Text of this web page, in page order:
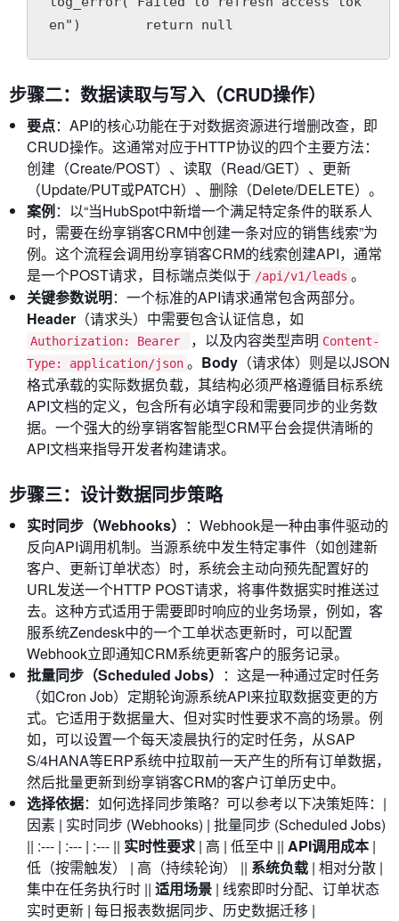
en")        return null
步骤二：数据读取与写入（CRUD操作）
要点：API的核心功能在于对数据资源进行增删改查，即
CRUD操作。这通常对应于HTTP协议的四个主要方法：
创建（Create/POST）、读取（Read/GET）、更新
（Update/PUT或PATCH）、删除（Delete/DELETE）。
案例：以“当HubSpot中新增一个满足特定条件的联系人
时，需要在纷享销客CRM中创建一条对应的销售线索”为
例。这个流程会调用纷享销客CRM的线索创建API，通常
是一个POST请求，目标端点类似于 /api/v1/leads 。
关键参数说明：一个标准的API请求通常包含两部分。
Header （请求头）中需要包含认证信息，如
Authorization: Bearer ，以及内容类型声明 Content-
Type: application/json 。 Body （请求体）则是以JSON
格式承载的实际数据负载，其结构必须严格遵循目标系统
API文档的定义，包含所有必填字段和需要同步的业务数
据。一个强大的纷享销客智能型CRM平台会提供清晰的
API文档来指导开发者构建请求。
步骤三：设计数据同步策略
实时同步（Webhooks） ：Webhook是一种由事件驱动的
反向API调用机制。当源系统中发生特定事件（如创建新
客户、更新订单状态）时，系统会主动向预先配置好的
URL发送一个HTTP POST请求，将事件数据实时推送过
去。这种方式适用于需要即时响应的业务场景，例如，客
服系统Zendesk中的一个工单状态更新时，可以配置
Webhook立即通知CRM系统更新客户的服务记录。
批量同步（Scheduled Jobs） ：这是一种通过定时任务
（如Cron Job）定期轮询源系统API来拉取数据变更的方
式。它适用于数据量大、但对实时性要求不高的场景。例
如，可以设置一个每天凌晨执行的定时任务，从SAP
S/4HANA等ERP系统中拉取前一天产生的所有订单数据，
然后批量更新到纷享销客CRM的客户订单历史中。
选择依据：如何选择同步策略？可以参考以下决策矩阵：|
因素 | 实时同步 (Webhooks) | 批量同步 (Scheduled Jobs)
|| :--- | :--- | :--- || 实时性要求| 高 | 低至中 || API调用成本|
低（按需触发） | 高（持续轮询） || 系统负载 | 相对分散 |
集中在任务执行时 || 适用场景 | 线索即时分配、订单状态
实时更新 | 每日报表数据同步、历史数据迁移 |